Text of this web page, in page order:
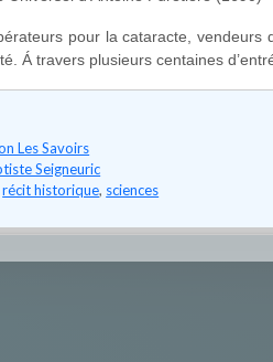
pour la cataracte,
Á travers plusieurs centaines
Les Savoirs
Seigneuric
récit historique, sciences